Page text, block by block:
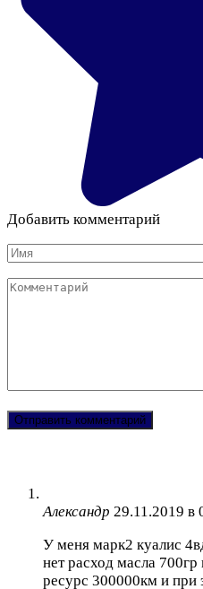
Добавить комментарий
Имя
Комментарий
Александр 29.11.2019 в
У меня марк2 куалис
нет расход масла
ресурс 300000км и при